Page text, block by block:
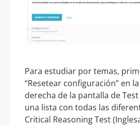
Para estudiar por temas,
“Resetear configuración” en
derecha de la pantalla de
una lista con todas las
Critical Reasoning Test